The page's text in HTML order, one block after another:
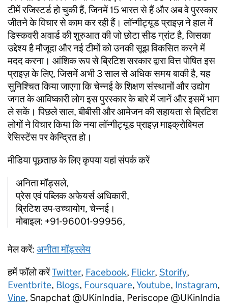
टीमें रजिस्टर्ड हो चुकी हैं, जिनमें 15 भारत से हैं और अब वे पुरस्कार
जीतने के विचार से काम कर रही हैं। लॉन्गीट्यूड प्राइज़ ने हाल में
डिस्कवरी अवार्ड की शुरुआत की जो छोटा सीड ग्रांट है, जिसका
उद्देश्य है मौजूदा और नई टीमों को उनकी सूझ विकसित करने में
मदद करना। आंशिक रूप से ब्रिटिश सरकार द्वारा वित्त पोषित इस
प्राइज़ के लिए, जिसमें अभी 3 साल से अधिक समय बाकी है, यह
सुनिश्चित किया जाएगा कि चेन्नई के शिक्षण संस्थानों और उद्योग
जगत के आविष्कारी लोग इस पुरस्कार के बारे में जानें और इसमें भाग
ले सकें। पिछले साल, बीबीसी और आमेजन की सहायता से ब्रिटिश
लोगों ने विचार किया कि नया लॉन्गीट्यूड प्राइज़ माइक्रोबियल
रेसिस्टेंस पर केन्द्रित हो।
मीडिया पूछताछ के लिए कृपया यहां संपर्क करें
अनिता मॉड्सले,
प्रेस एवं पब्लिक अफेयर्स अधिकारी,
ब्रिटिश उप-उच्चायोग, चेन्नई।
मोबाइल: +91-96001-99956,
मेल करें: अनीता मॉड्स्लेय
हमें फॉलो करेंTwitter, Facebook, Flickr, Storify,
Eventbrite, Blogs, Foursquare,Youtube, Instagram,
Vine, Snapchat @UKinIndia, Periscope @UKinIndia